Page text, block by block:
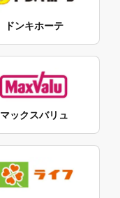
ドンキホーテ
マックスバリュ